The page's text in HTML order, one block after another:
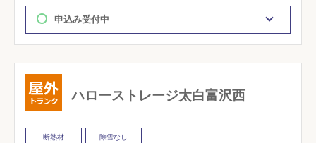
申込み受付中
ハローストレージ太白富沢西
断熱材 除雪なし